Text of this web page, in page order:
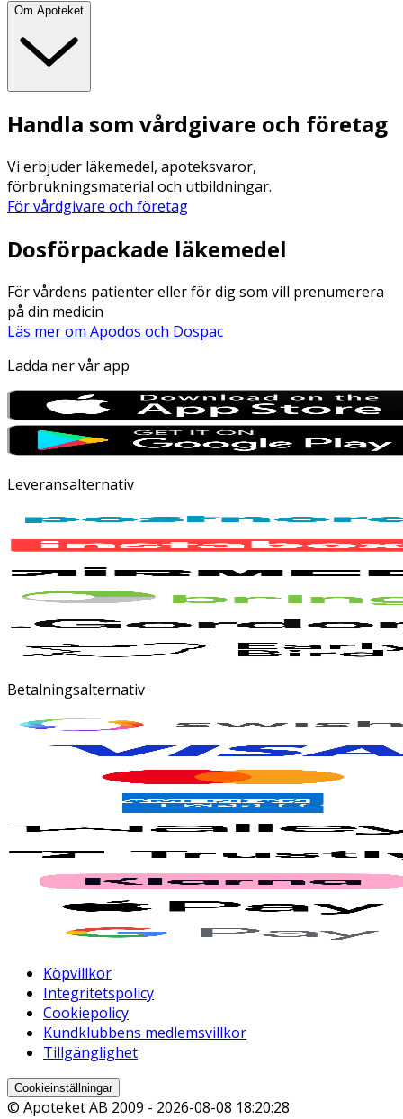
Om Apoteket
Handla som vårdgivare och företag
Vi erbjuder läkemedel, apoteksvaror,
förbrukningsmaterial och utbildningar.
För vårdgivare och företag
Dosförpackade läkemedel
För vårdens patienter eller för dig som vill prenumerera
på din medicin
Läs mer om Apodos och Dospac
Ladda ner vår app
Leveransalternativ
Betalningsalternativ
Köpvillkor
Integritetspolicy
Cookiepolicy
Kundklubbens medlemsvillkor
Tillgänglighet
Cookieinställningar
© Apoteket AB 2009 - 2026-08-08 18:20:28